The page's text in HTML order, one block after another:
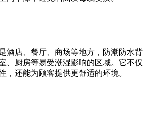
酒店、餐厅、商场等地方，防潮防水背
、厨房等易受潮湿影响的区域。它不仅
，还能为顾客提供更舒适的环境。